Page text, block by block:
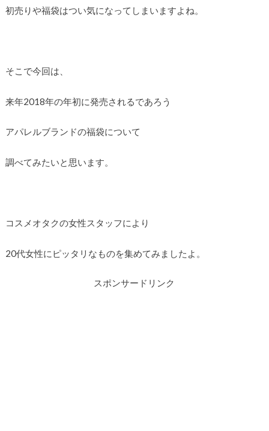
初売りや福袋はつい気になってしまいますよね。
そこで今回は、
来年2018年の年初に発売されるであろう
アパレルブランドの福袋について
調べてみたいと思います。
コスメオタクの女性スタッフにより
20代女性にピッタリなものを集めてみましたよ。
スポンサードリンク